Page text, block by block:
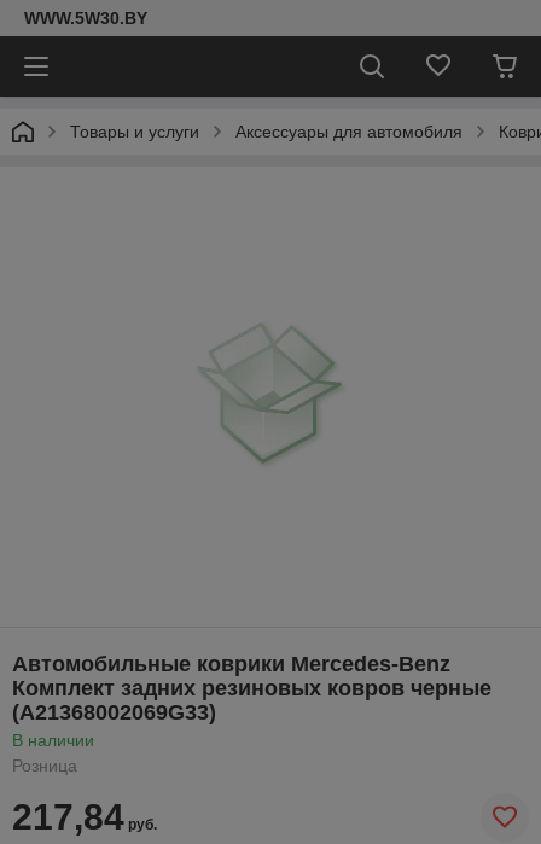
WWW.5W30.BY
Товары и услуги Аксессуары для автомобиля
Автомобильные коврики Mercedes-Benz
Комплект задних резиновых ковров черные
(A21368002069G33)
В наличии
Розница
217,84 руб.